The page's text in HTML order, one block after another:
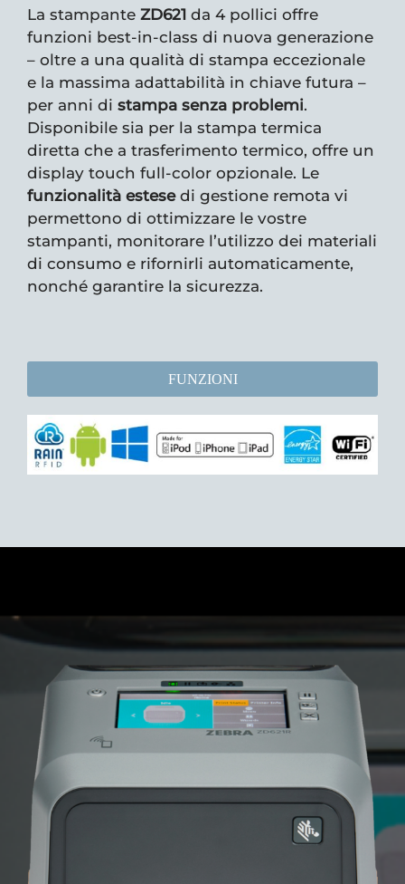
La stampante ZD621 da 4 pollici offre
funzioni best-in-class di nuova generazione
– oltre a una qualità di stampa eccezionale
e la massima adattabilità in chiave futura –
per anni di stampa senza problemi.
Disponibile sia per la stampa termica
diretta che a trasferimento termico, offre un
display touch full-color opzionale. Le
funzionalità estesedi gestione remota vi
permettono di ottimizzare le vostre
stampanti, monitorare l’utilizzo dei materiali
di consumo e rifornirli automaticamente,
nonché garantire la sicurezza.
FUNZIONI